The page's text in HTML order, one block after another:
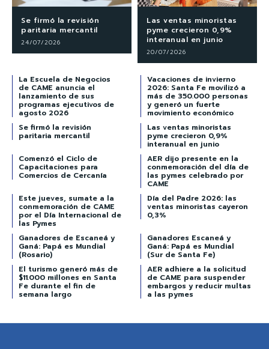
Se firmó la revisión
paritaria mercantil
24/07/2026
Las ventas minoristas
pyme crecieron 0,9%
interanual en junio
20/07/2026
La Escuela de Negocios
de CAME anuncia el
lanzamiento de sus
programas ejecutivos de
agosto 2026
Vacaciones de invierno
2026: Santa Fe movilizó a
más de 350.000 personas
y generó un fuerte
movimiento económico
Se firmó la revisión
paritaria mercantil
Las ventas minoristas
pyme crecieron 0,9%
interanual en junio
Comenzó el Ciclo de
Capacitaciones para
Comercios de Cercanía
AER dijo presente en la
conmemoración del día de
las pymes celebrado por
CAME
Este jueves, sumate a la
conmemoración de CAME
por el Día Internacional de
las Pymes
Día del Padre 2026: las
ventas minoristas cayeron
0,3%
Ganadores de Escaneá y
Ganá: Papá es Mundial
(Rosario)
Ganadores Escaneá y
Ganá: Papá es Mundial
(Sur de Santa Fe)
El turismo generó más de
$11.000 millones en Santa
Fe durante el fin de
semana largo
AER adhiere a la solicitud
de CAME para suspender
embargos y reducir multas
a las pymes